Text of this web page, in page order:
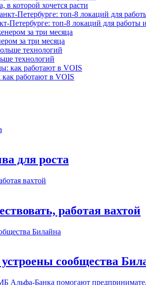
которой хочется расти
Петербурге: топ-8 локаций для работы
за три месяца
технологий
работают в VOIS
для роста
работая вахтой
сообщества